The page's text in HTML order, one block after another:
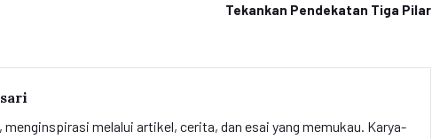
Tekankan Pendekatan Tiga Pilar
menginspirasi melalui artikel, cerita, dan esai yang memukau. Karya-